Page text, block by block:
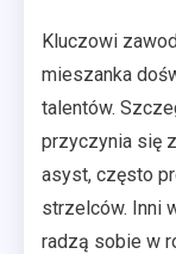
Kluczowi
mieszanka
talentów.
przyczynia się
asyst, często
strzelców. Inni
radzą sobie w